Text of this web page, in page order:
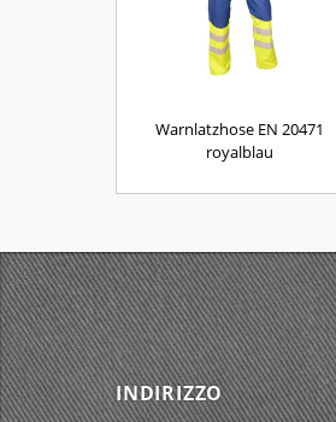
Warnlatzhose EN 20471
royalblau
INDIRIZZO